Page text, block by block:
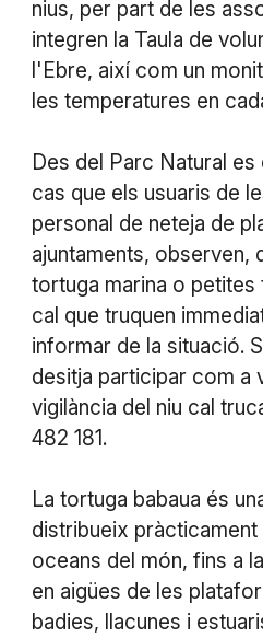
nius, per part de les
integren la Taula de
l'Ebre, així com un
les temperatures en
Des del Parc Natural es
cas que els usuaris de
personal de neteja de
ajuntaments, observen,
tortuga marina o petites
cal que truquen
informar de la situació.
desitja participar com a
vigilància del niu cal
482 181.
La tortuga babaua és
distribueix
oceans del món, fins a
en aigües de les
badies, llacunes i